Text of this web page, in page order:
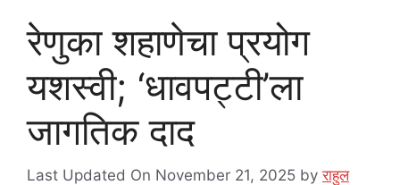
रेणुका शहाणेचा प्रयोग
यशस्वी; ‘धावपट्टी’ला
जागतिक दाद
Last Updated On November 21, 2025 byराहुल